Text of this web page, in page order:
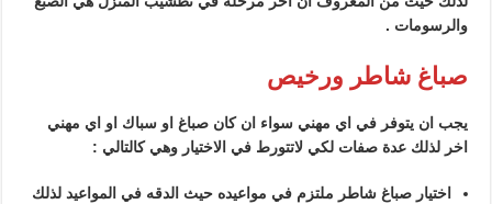
والرسومات .
صباغ شاطر ورخيص
يجب ان يتوفر في اي مهني سواء ان كان صباغ او سباك او اي مهني
اخر لذلك عدة صفات لكي لاتتورط في الاختيار وهي كالتالي :
اختيار صباغ شاطر ملتزم في مواعيده حيث الدقه في المواعيد لذلك